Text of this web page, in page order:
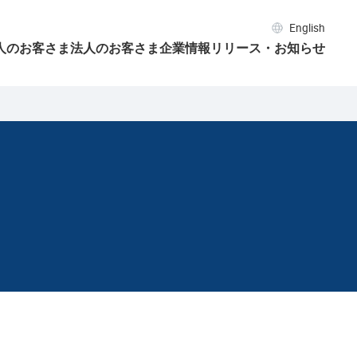
English
のお客さま法人のお客さま企業情報リリース・お知らせ